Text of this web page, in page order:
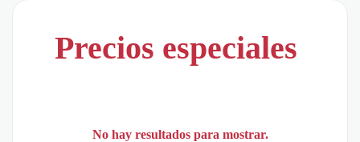
Precios especiales
No hay resultados para mostrar.